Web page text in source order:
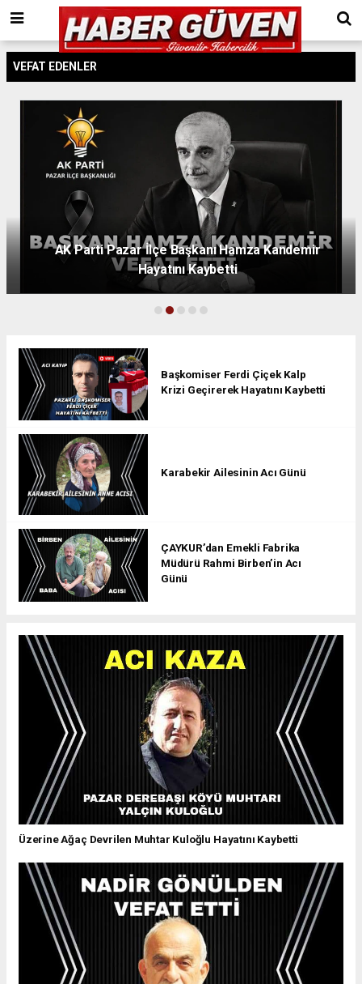
VEFAT EDENLER
AK Parti Pazar İlçe Başkanı Hamza Kandemir
Hayatını Kaybetti
Başkomiser Ferdi Çiçek Kalp
Krizi Geçirerek Hayatını Kaybetti
Karabekir Ailesinin Acı Günü
ÇAYKUR’dan Emekli Fabrika
Müdürü Rahmi Birben’in Acı
Günü
Üzerine Ağaç Devrilen Muhtar Kuloğlu Hayatını Kaybetti